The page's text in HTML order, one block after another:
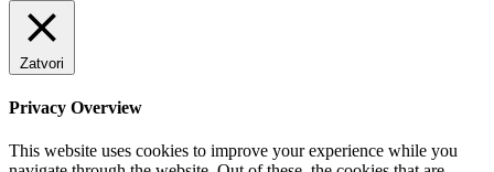
Zatvori
Privacy Overview
This website uses cookies to improve your experience while you